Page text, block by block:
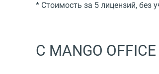
* Стоимость за 5 лицензий, без
С MANGO